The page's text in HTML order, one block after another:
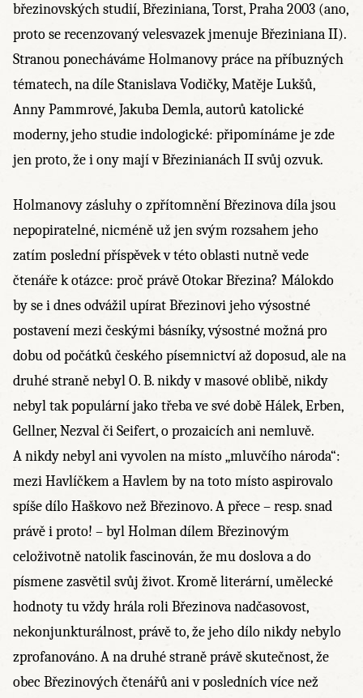
březinovských studií, Březiniana, Torst, Praha 2003 (ano,
proto se recenzovaný velesvazek jmenuje Březiniana II).
Stranou ponecháváme Holmanovy práce na příbuzných
tématech, na díle Stanislava Vodičky, Matěje Lukšů,
Anny Pammrové, Jakuba Demla, autorů katolické
moderny, jeho studie indologické: připomínáme je zde
jen proto, že i ony mají v Březinianách II svůj ozvuk.
Holmanovy zásluhy o zpřítomnění Březinova díla jsou
nepopiratelné, nicméně už jen svým rozsahem jeho
zatím poslední příspěvek v této oblasti nutně vede
čtenáře k otázce: proč právě Otokar Březina? Málokdo
by se i dnes odvážil upírat Březinovi jeho výsostné
postavení mezi českými básníky, výsostné možná pro
dobu od počátků českého písemnictví až doposud, ale na
druhé straně nebyl O. B. nikdy v masové oblibě, nikdy
nebyl tak populární jako třeba ve své době Hálek, Erben,
Gellner, Nezval či Seifert, o prozaicích ani nemluvě.
A nikdy nebyl ani vyvolen na místo „mluvčího národa“:
mezi Havlíčkem a Havlem by na toto místo aspirovalo
spíše dílo Haškovo než Březinovo. A přece – resp. snad
právě i proto! – byl Holman dílem Březinovým
celoživotně natolik fascinován, že mu doslova a do
písmene zasvětil svůj život. Kromě literární, umělecké
hodnoty tu vždy hrála roli Březinova nadčasovost,
nekonjunkturálnost, právě to, že jeho dílo nikdy nebylo
zprofanováno. A na druhé straně právě skutečnost, že
obec Březinových čtenářů ani v posledních více než